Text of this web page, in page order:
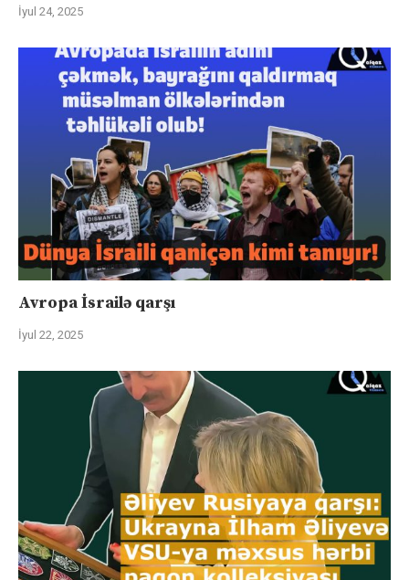
İyul 24, 2025
Avropa İsrailə qarşı
İyul 22, 2025